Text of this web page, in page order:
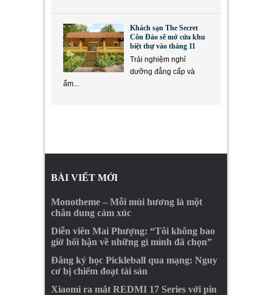
Khách sạn The Secret
Côn Đảo sẽ mở cửa khu
biệt thự vào tháng 11
Trải nghiệm nghỉ
dưỡng đẳng cấp và
ẩm...
BÀI VIẾT MỚI
Monotheme – Mỗi mùi hương là một
chân dung cảm xúc
Diễn viên Mai Phượng: “Tôi không bao
giờ hối hận về những gì mình đã chọn”
Đăng ký học Pickleball qua mạng: Nguy
cơ bị chiếm đoạt tài sản
Xiaomi ra mắt REDMI 17 Series với pin